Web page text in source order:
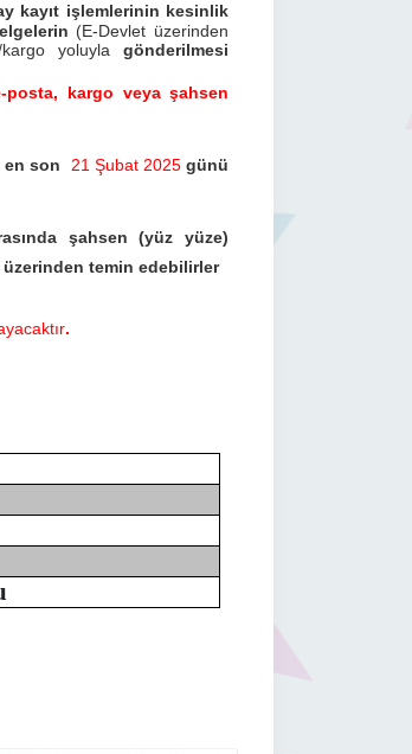
kayıt işlemlerinin kesinlik
(E-Devlet üzerinden
kargo yoluyla gönderilmesi
posta, kargo veya şahsen
en son 21 Şubat 2025 günü
şahsen (yüz yüze)
üzerinden temin edebilirler
.